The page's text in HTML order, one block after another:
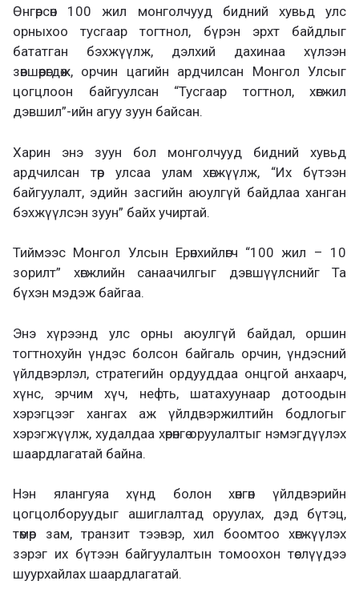
Өнгөрсөн 100 жил монголчууд бидний хувьд улс
орныхоо тусгаар тогтнол, бүрэн эрхт байдлыг
бататган бэхжүүлж, дэлхий дахинаа хүлээн
зөвшөөрөгдөж, орчин цагийн ардчилсан Монгол Улсыг
цогцлоон байгуулсан “Тусгаар тогтнол, хөгжил
дэвшил”-ийн агуу зуун байсан.
Харин энэ зуун бол монголчууд бидний хувьд
ардчилсан төр улсаа улам хөгжүүлж, “Их бүтээн
байгуулалт, эдийн засгийн аюулгүй байдлаа ханган
бэхжүүлсэн зуун” байх учиртай.
Тиймээс Монгол Улсын Ерөнхийлөгч “100 жил – 10
зорилт” хөгжлийн санаачилгыг дэвшүүлснийг Та
бүхэн мэдэж байгаа.
Энэ хүрээнд улс орны аюулгүй байдал, оршин
тогтнохуйн үндэс болсон байгаль орчин, үндэсний
үйлдвэрлэл, стратегийн ордууддаа онцгой анхаарч,
хүнс, эрчим хүч, нефть, шатахуунаар дотоодын
хэрэгцээг хангах аж үйлдвэржилтийн бодлогыг
хэрэгжүүлж, худалдаа хөрөнгө оруулалтыг нэмэгдүүлэх
шаардлагатай байна.
Нэн ялангуяа хүнд болон хөнгөн үйлдвэрийн
цогцолборуудыг ашиглалтад оруулах, дэд бүтэц,
төмөр зам, транзит тээвэр, хил боомтоо хөгжүүлэх
зэрэг их бүтээн байгуулалтын томоохон төслүүдээ
шуурхайлах шаардлагатай.